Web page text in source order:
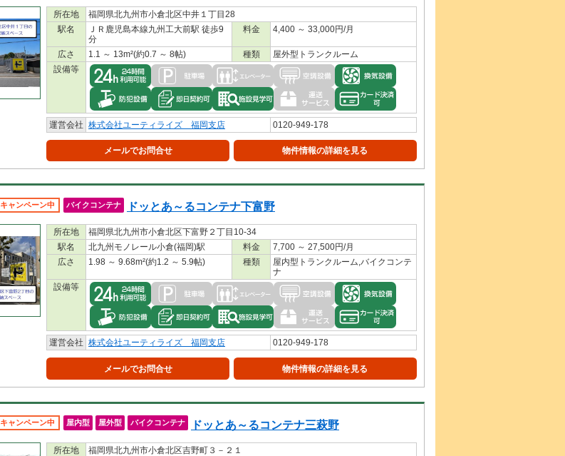
所在地
福岡県北九州市小倉北区中井１丁目28
駅名
ＪＲ鹿児島本線九州工大前駅 徒歩9
分
料金 4,400 ～ 33,000円/月
広さ 1.1 ～ 13m²(約0.7 ～ 8帖) 種類
屋外型トランクルーム
設備等
運営会社 株式会社ユーティライズ 福岡支店 0120-949-178
メールでお問合せ 物件情報の詳細を見る
キャンペーン中 バイクコンテナ ドッとあ～るコンテナ下富野
所在地
福岡県北九州市小倉北区下富野２丁目10-34
駅名
北九州モノレール小倉(福岡)駅 料金
7,700 ～ 27,500円/月
広さ
1.98 ～ 9.68m²(約1.2 ～ 5.9帖) 種類
屋内型トランクルーム,バイクコンテ
ナ
設備等
運営会社 株式会社ユーティライズ 福岡支店 0120-949-178
メールでお問合せ 物件情報の詳細を見る
キャンペーン中 屋内型 屋外型 バイクコンテナ ドッとあ～るコンテナ三萩野
所在地
福岡県北九州市小倉北区吉野町３－２１